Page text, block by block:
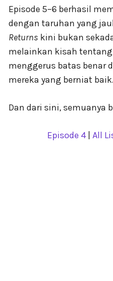
Episode 5–6 berhasil
dengan taruhan yang
Returns kini bukan
melainkan kisah
menggerus batas benar
mereka yang berniat baik.
Dan dari sini, semuanya
Episode 4 All